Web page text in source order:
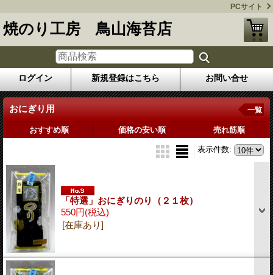
PCサイト
焼のり工房 鳥山海苔店
ログイン 新規登録はこちら お問い合せ
おにぎり用 一覧
おすすめ順 価格の安い順 売れ筋順
表示件数:
「特選」おにぎりのり（２１枚）
550円(税込)
[在庫あり]